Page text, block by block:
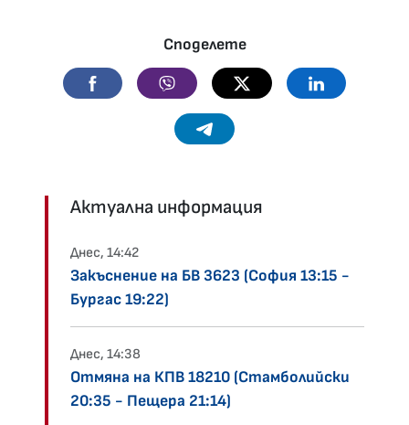
Споделете
Facebook Viber Twitter Linkedin
Telegram
Актуална информация
Днес, 14:42
Закъснение на БВ 3623 (София 13:15 -
Бургас 19:22)
Днес, 14:38
Отмяна на КПВ 18210 (Стамболийски
20:35 - Пещера 21:14)